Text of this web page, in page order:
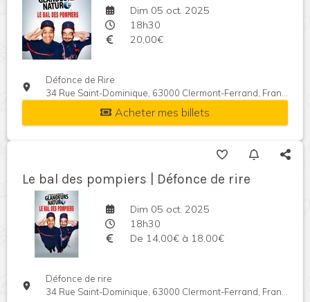
Dim 05 oct. 2025
18h30
20,00€
Défonce de Rire
34 Rue Saint-Dominique, 63000 Clermont-Ferrand, France
Acheter mes billets
Le bal des pompiers | Défonce de rire
Dim 05 oct. 2025
18h30
De 14,00€ à 18,00€
Défonce de rire
34 Rue Saint-Dominique, 63000 Clermont-Ferrand, France